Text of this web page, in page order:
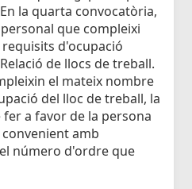
la quarta convocatòria,
que compleixi
d'ocupació
de llocs de treball.
el mateix nombre
del lloc de treball, la
a favor de la persona
amb
número d'ordre que